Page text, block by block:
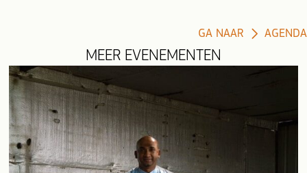
GA NAAR AGENDA
MEER EVENEMENTEN